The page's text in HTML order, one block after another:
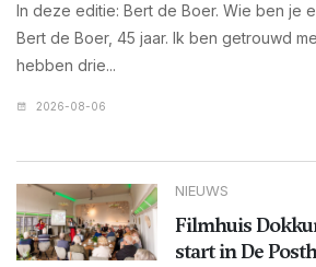
In deze editie: Bert de Boer. Wie ben je
Bert de Boer, 45 jaar. Ik ben getrouwd
hebben drie...
2026-08-06
NIEUWS
Filmhuis
start in De